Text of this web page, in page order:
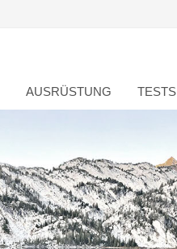
AUSRÜSTUNG TESTS